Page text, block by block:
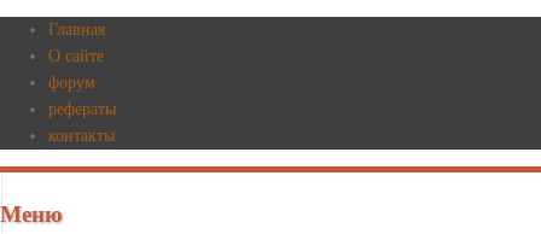
Главная
О сайте
форум
рефераты
контакты
Меню